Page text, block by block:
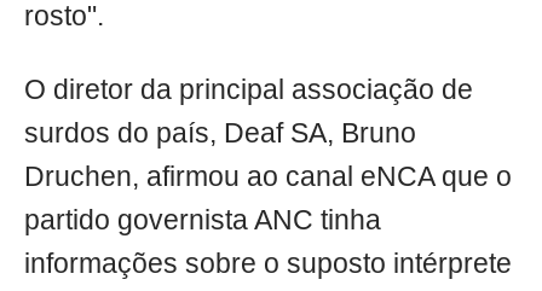
rosto".
O diretor da principal associação de
surdos do país, Deaf SA, Bruno
Druchen, afirmou ao canal eNCA que o
partido governista ANC tinha
informações sobre o suposto intérprete